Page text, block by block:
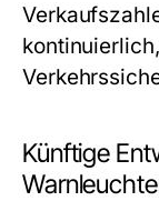
Künftige